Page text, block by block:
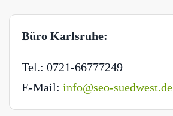
Büro Karlsruhe:
Tel.: 0721-66777249
E-Mail: info@seo-suedwest.de